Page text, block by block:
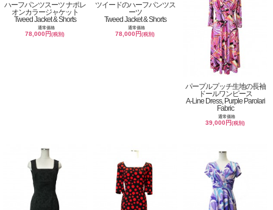
ハーフパンツスーツ ナポレ
オンカラージャケット
Tweed Jacket & Shorts
通常価格
78,000円(税別)
ツイードのハーフパンツス
ーツ
Tweed Jacket & Shorts
通常価格
78,000円(税別)
パープルプッチ生地の長袖
ドールワンピース
A-Line Dress, Purple Parolari
Fabric
通常価格
39,000円(税別)